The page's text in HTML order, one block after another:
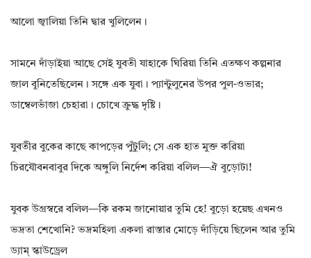
আলো জ্বালিয়া তিনি দ্বার খুলিলেন।
সামনে দাঁড়াইয়া আছে সেই যুবতী যাহাকে ঘিরিয়া তিনি এতক্ষণ কল্পনার
জাল বুনিতেছিলেন। সঙ্গে এক যুবা। প্যান্টুলুনের উপর পুল-ওভার;
ডাম্বেলভাঁজা চেহারা। চোখে ক্রুদ্ধ দৃষ্টি।
যুবতীর বুকের কাছে কাপড়ের পুঁটুলি; সে এক হাত মুক্ত করিয়া
চিরযৌবনবাবুর দিকে অঙ্গুলি নির্দেশ করিয়া বলিল—ঐ বুড়োটা!
যুবক উগ্রস্বরে বলিল—কি রকম জানোয়ার তুমি হে! বুড়ো হয়েছ এখনও
ভদ্রতা শেখোনি? ভদ্রমহিলা একলা রাস্তার মোড়ে দাঁড়িয়ে ছিলেন আর তুমি
ড্যাম্ স্কাউড্রেল